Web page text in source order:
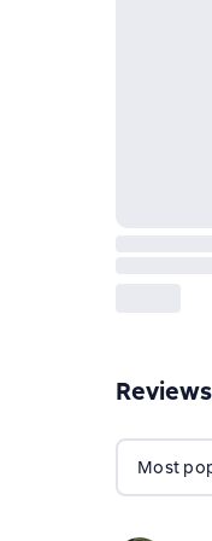
Reviews
Most